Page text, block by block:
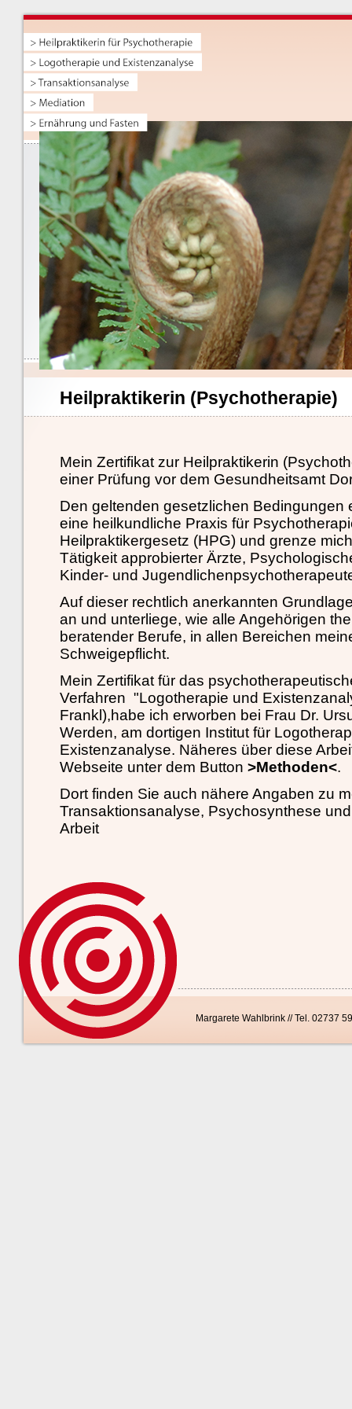
Heilpraktikerin (Psychotherapie)
Mein Zertifikat zur Heilpraktikerin
einer Prüfung vor dem Gesundheitsamt
Den geltenden gesetzlichen Bedingungen
eine heilkundliche Praxis für
Heilpraktikergesetz (HPG) und grenze
Tätigkeit approbierter Ärzte,
Kinder- und
Auf dieser rechtlich anerkannten
an und unterliege, wie alle Angehörigen
beratender Berufe, in allen Bereichen
Schweigepflicht.
Mein Zertifikat für das
Verfahren "Logotherapie und
Frankl),habe ich erworben bei Frau Dr.
Werden, am dortigen Institut für
Existenzanalyse. Näheres über diese
Webseite unter dem Button >Methoden<.
Dort finden Sie auch nähere Angaben zu
Transaktionsanalyse, Psychosynthese
Arbeit
Margarete Wahlbrink // Tel. 02737